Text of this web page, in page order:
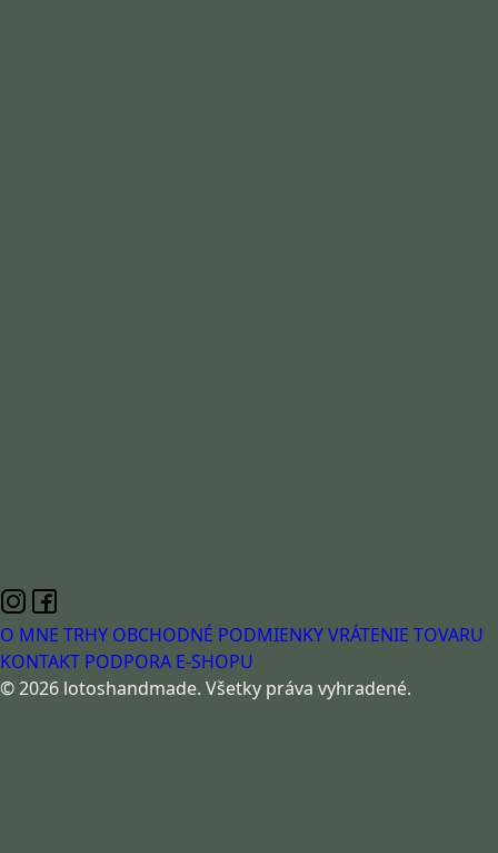
O MNE TRHY OBCHODNÉ PODMIENKYVRÁTENIE TOVARU
KONTAKT PODPORA E-SHOPU
© 2026 lotoshandmade. Všetky práva vyhradené.